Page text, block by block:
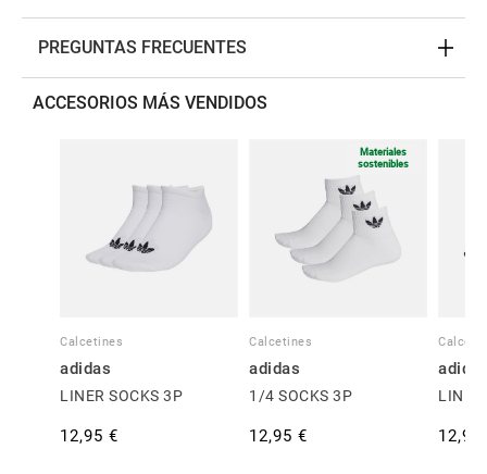
PREGUNTAS FRECUENTES
ACCESORIOS MÁS VENDIDOS
Calcetines
adidas
LINER SOCKS 3P
12,95 €
Materiales
sostenibles
Calcetines
adidas
1/4 SOCKS 3P
12,95 €
LINER
12,95